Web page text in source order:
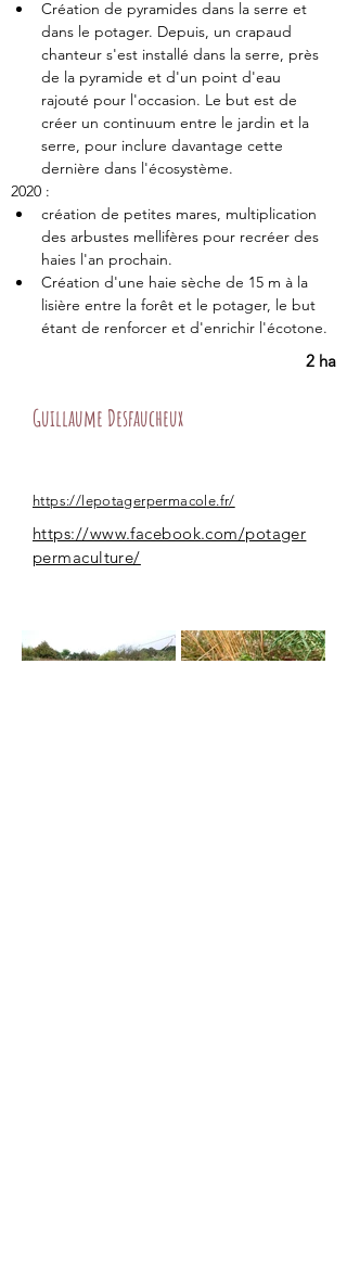
Création de pyramides dans la serre et
dans le potager. Depuis, un crapaud
chanteur s'est installé dans la serre, près
de la pyramide et d'un point d'eau
rajouté pour l'occasion. Le but est de
créer un continuum entre le jardin et la
serre, pour inclure davantage cette
dernière dans l'écosystème.
2020 :
création de petites mares, multiplication
des arbustes mellifères pour recréer des
haies l'an prochain.
Création d'une haie sèche de 15 m à la
lisière entre la forêt et le potager, le but
étant de renforcer et d'enrichir l'écotone.
2 ha
Guillaume Desfaucheux
https://lepotagerpermacole.fr/
https://www.facebook.com/potager
permaculture/